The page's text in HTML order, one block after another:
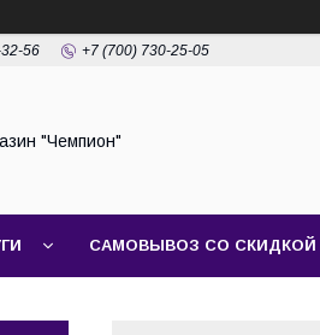
56 +7 (700) 730-25-05
"Чемпион"
САМОВЫВОЗ СО СКИДКОЙ